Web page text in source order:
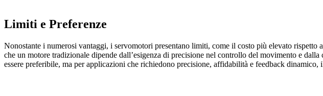
Limiti e Preferenze
Nonostante i numerosi vantaggi, i servomotori presentano limiti, come il costo più elevato rispetto
che un motore tradizionale dipende dall’esigenza di precisione nel controllo del movimento e
essere preferibile, ma per applicazioni che richiedono precisione, affidabilità e feedback dinamico,